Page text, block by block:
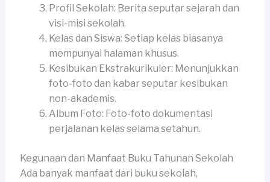
Profil Sekolah: Berita seputar sejarah dan
visi-misi sekolah.
Kelas dan Siswa: Setiap kelas biasanya
mempunyai halaman khusus.
Kesibukan Ekstrakurikuler: Menunjukkan
foto-foto dan kabar seputar kesibukan
non-akademis.
Album Foto: Foto-foto dokumentasi
perjalanan kelas selama setahun.
Kegunaan dan Manfaat Buku Tahunan Sekolah
Ada banyak manfaat dari buku sekolah,